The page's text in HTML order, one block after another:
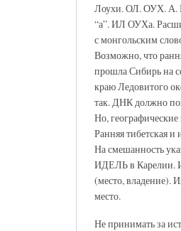
Лоухи. ОЛ. ОУХ. А.
“а”. ИЛ ОУХа.
с монгольским
Возможно, что
прошла Сибирь на
краю Ледовитого
так. ДНК должно
Но,
Ранняя тибетская и
На смешанность
ИДЕЛЬ в Карелии.
(место, владение).
место.
Не принимать за